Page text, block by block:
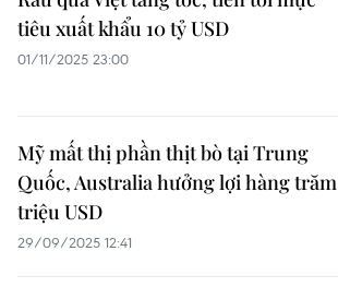
tiêu xuất khẩu 10 tỷ USD
01/11/2025 23:00
Mỹ mất thị phần thịt bò tại Trung
Quốc, Australia hưởng lợi hàng trăm
triệu USD
29/09/2025 12:41